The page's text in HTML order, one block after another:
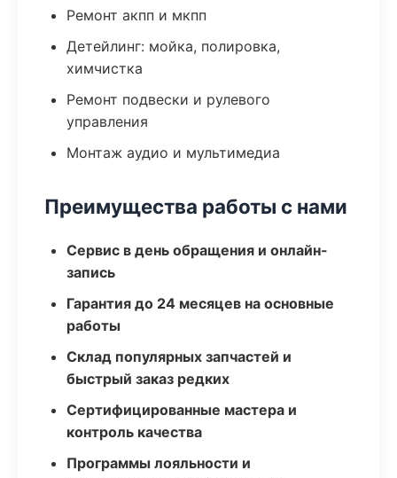
Ремонт акпп и мкпп
Детейлинг: мойка, полировка,
химчистка
Ремонт подвески и рулевого
управления
Монтаж аудио и мультимедиа
Преимущества работы с нами
Сервис в день обращения и онлайн-
запись
Гарантия до 24 месяцев на основные
работы
Склад популярных запчастей и
быстрый заказ редких
Сертифицированные мастера и
контроль качества
Программы лояльности и